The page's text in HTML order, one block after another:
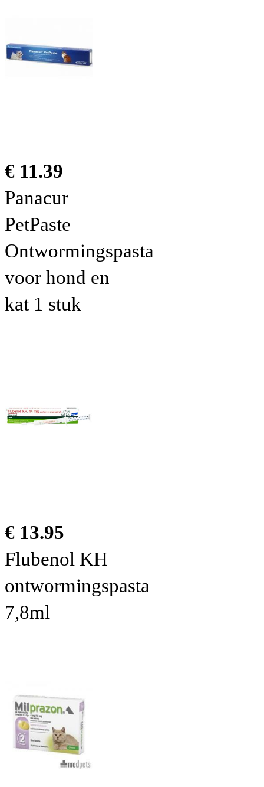
€ 11.39
Panacur
PetPaste
Ontwormingspasta
voor hond en
kat 1 stuk
€ 13.95
Flubenol KH
ontwormingspasta
7,8ml